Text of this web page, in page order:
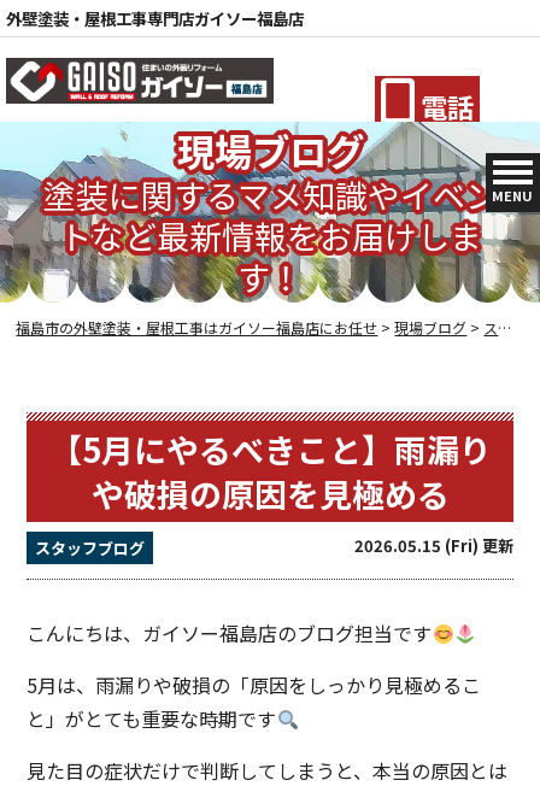
外壁塗装・屋根工事専門店ガイソー福島店
電話
MENU
現場ブログ
塗装に関するマメ知識やイベン
トなど最新情報をお届けしま
す！
福島市の外壁塗装・屋根工事はガイソー福島店にお任せ >現場ブログ > スタッフブログ
【5月にやるべきこと】雨漏り
や破損の原因を見極める
スタッフブログ 2026.05.15 (Fri) 更新
こんにちは、ガイソー福島店のブログ担当です
5月は、雨漏りや破損の「原因をしっかり見極めるこ
と」がとても重要な時期です
見た目の症状だけで判断してしまうと、本当の原因とは